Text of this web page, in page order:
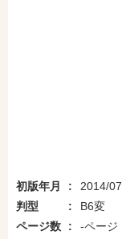
初版年月
2014/07
判型
B6変
ページ数
-ページ